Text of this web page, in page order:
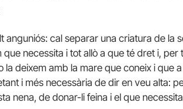
anguniós: cal separar una criatura de la
necessita i tot allò a que té dret i,
la deixem amb la mare que coneix i que
i més necessària de dir en veu alta:
nena, de donar-li feina i el que